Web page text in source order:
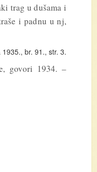
trag u dušama i
i padnu u nj,
br. 91., str. 3.
govori 1934. –